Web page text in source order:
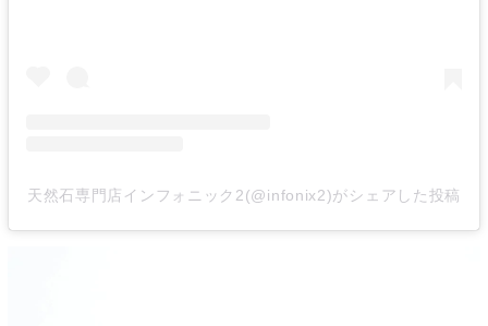
天然石専門店インフォニック2(@infonix2)がシェアした投稿